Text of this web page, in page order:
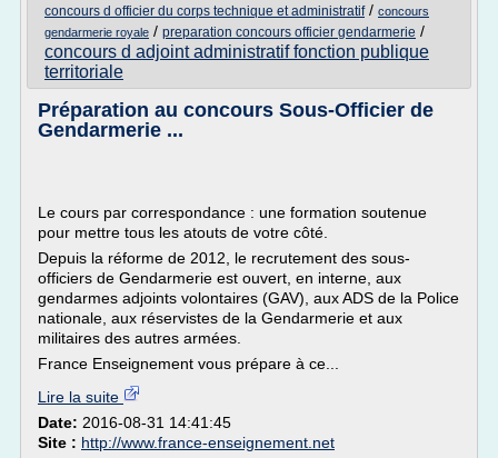
concours d officier du corps technique et administratif/ concours
gendarmerie royale / preparation concours officier gendarmerie /
concours d adjoint administratif fonction publique
territoriale
Préparation au concours Sous-Officier de
Gendarmerie ...
Le cours par correspondance : une formation soutenue
pour mettre tous les atouts de votre côté.
Depuis la réforme de 2012, le recrutement des sous-
officiers de Gendarmerie est ouvert, en interne, aux
gendarmes adjoints volontaires (GAV), aux ADS de la Police
nationale, aux réservistes de la Gendarmerie et aux
militaires des autres armées.
France Enseignement vous prépare à ce...
Lire la suite
Date: 2016-08-31 14:41:45
Site : http://www.france-enseignement.net